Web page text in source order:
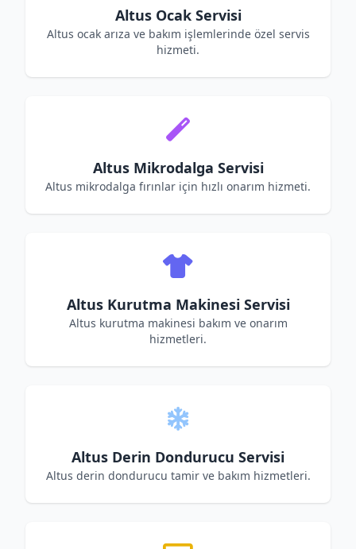
Altus Ocak Servisi
Altus ocak arıza ve bakım işlemlerinde özel servis
hizmeti.
Altus Mikrodalga Servisi
Altus mikrodalga fırınlar için hızlı onarım hizmeti.
Altus Kurutma Makinesi Servisi
Altus kurutma makinesi bakım ve onarım
hizmetleri.
Altus Derin Dondurucu Servisi
Altus derin dondurucu tamir ve bakım hizmetleri.